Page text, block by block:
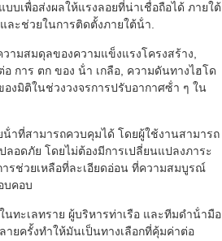
บเพื่อส่งผลให้แรงลอยที่น่าเชื่อถือได้ ภายใต้
ละช่วยในการติดตั้งภายใต้น้ํา.
ามสมดุลของความแข็งแรงโครงสร้าง,
การ ตก ของ น้ํา เกลือ, ความดันทางไฮโด
งมิติในช่วงวงจรการปรับอากาศซ้ํา ๆ ใน
าที่สามารถควบคุมได้ โดยผู้ใช้งานสามารถ
อดภัย โดยไม่ต้องมีการเปลี่ยนแปลงภาระ
รช่วยเหลือที่ละเอียดอ่อน ที่ความสมบูรณ์
บคอบ
ทะเลทราย ผู้บริหารท่าเรือ และทีมดําน้ํามือ
ยครั้งทําให้มันเป็นทางเลือกที่คุ้มค่าต่อ